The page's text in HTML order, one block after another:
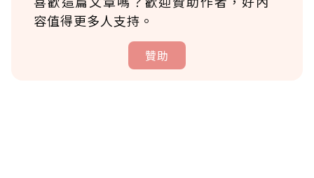
容值得更多人支持。
贊助